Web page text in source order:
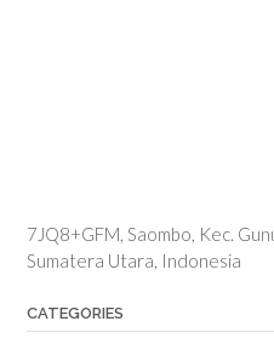
7JQ8+GFM, Saombo, Kec.
Sumatera Utara, Indonesia
CATEGORIES